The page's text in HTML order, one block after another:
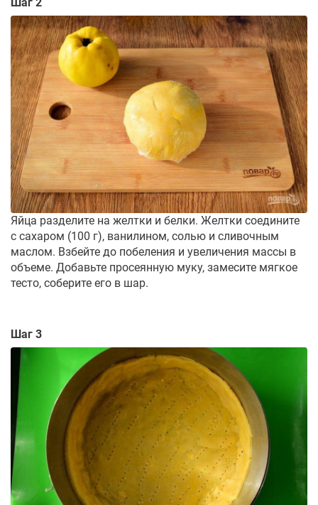
Яйца разделите на желтки и белки. Желтки соедините
с сахаром (100 г), ванилином, солью и сливочным
маслом. Взбейте до побеления и увеличения массы в
объеме. Добавьте просеянную муку, замесите мягкое
тесто, соберите его в шар.
Шаг 3